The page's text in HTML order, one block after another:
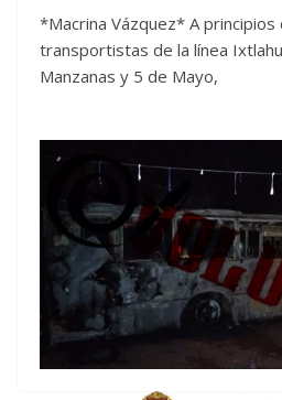
*Macrina Vázquez* A
transportistas de la línea
Manzanas y 5 de Mayo,